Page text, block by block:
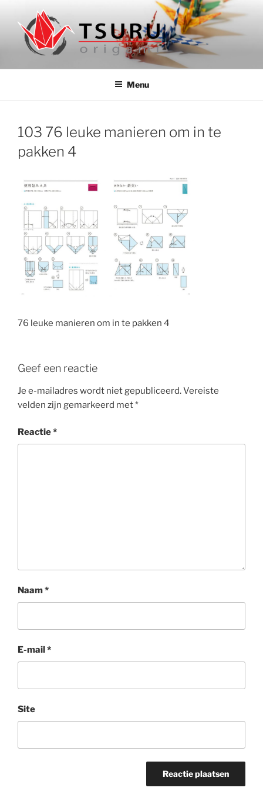
inhoud
ORIGAMIWINKEL TSURU
Authentieke origami papier en boeken uit Japan
Menu
103 76 leuke manieren om in te
pakken 4
76 leuke manieren om in te pakken 4
Geef een reactie
Je e-mailadres wordt niet gepubliceerd.Vereiste
velden zijn gemarkeerd met*
Reactie*
Naam*
E-mail*
Site